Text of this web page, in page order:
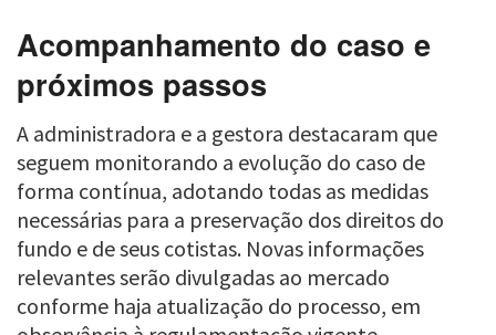
Acompanhamento do caso e
próximos passos
A administradora e a gestora destacaram que
seguem monitorando a evolução do caso de
forma contínua, adotando todas as medidas
necessárias para a preservação dos direitos do
fundo e de seus cotistas. Novas informações
relevantes serão divulgadas ao mercado
conforme haja atualização do processo, em